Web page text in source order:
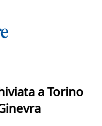
a Torino